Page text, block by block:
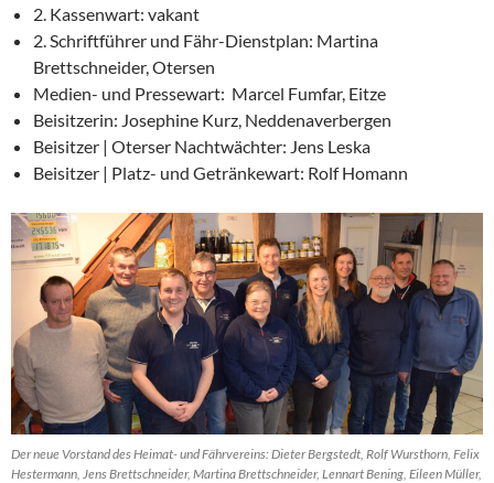
2. Kassenwart: vakant
2. Schriftführer und Fähr-Dienstplan: Martina
Brettschneider, Otersen
Medien- und Pressewart: Marcel Fumfar, Eitze
Beisitzerin: Josephine Kurz, Neddenaverbergen
Beisitzer | Oterser Nachtwächter: Jens Leska
Beisitzer | Platz- und Getränkewart: Rolf Homann
Der neue Vorstand des Heimat- und Fährvereins: Dieter Bergstedt, Rolf Wursthorn, Felix
Hestermann, Jens Brettschneider, Martina Brettschneider, Lennart Bening, Eileen Müller,